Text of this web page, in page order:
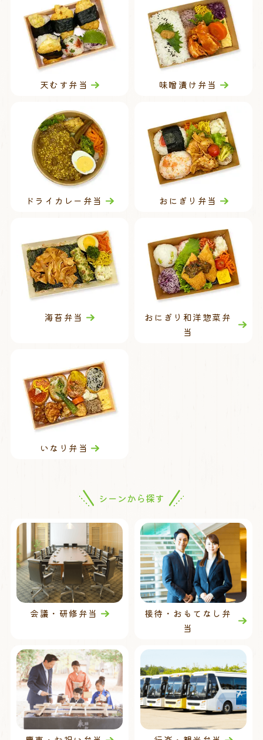
天むす弁当 味噌漬け弁当
ドライカレー弁当 おにぎり弁当
海苔弁当
おにぎり和洋惣菜弁
当
いなり弁当
シーンから探す
会議・研修弁当
接待・おもてなし弁
当